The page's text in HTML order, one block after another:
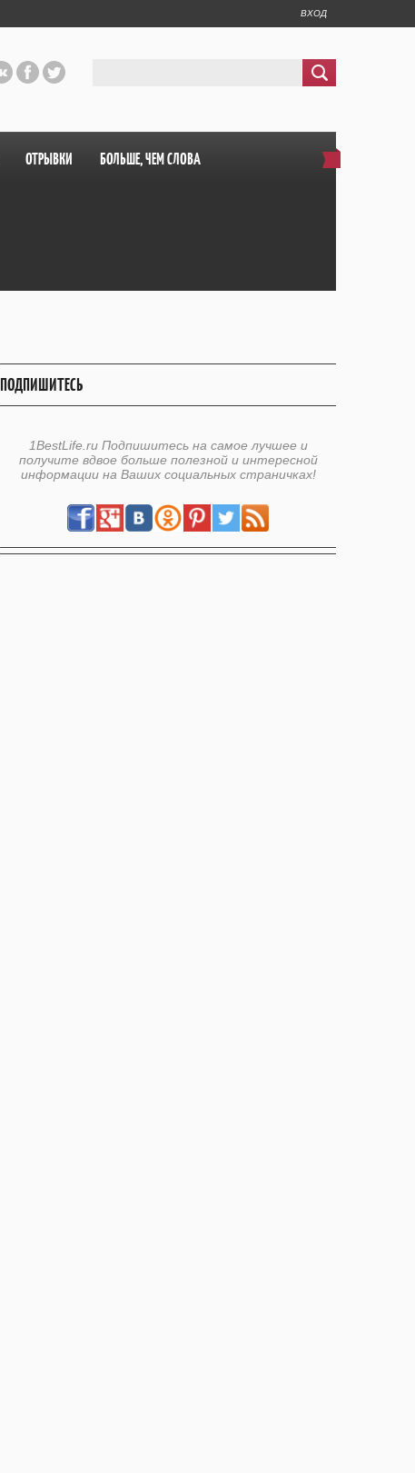
ВХОД
ОТРЫВКИ БОЛЬШЕ, ЧЕМ СЛОВА
ПОДПИШИТЕСЬ
1BestLife.ru Подпишитесь на самое лучшее и
получите вдвое больше полезной и интересной
информации на Ваших социальных страничках!